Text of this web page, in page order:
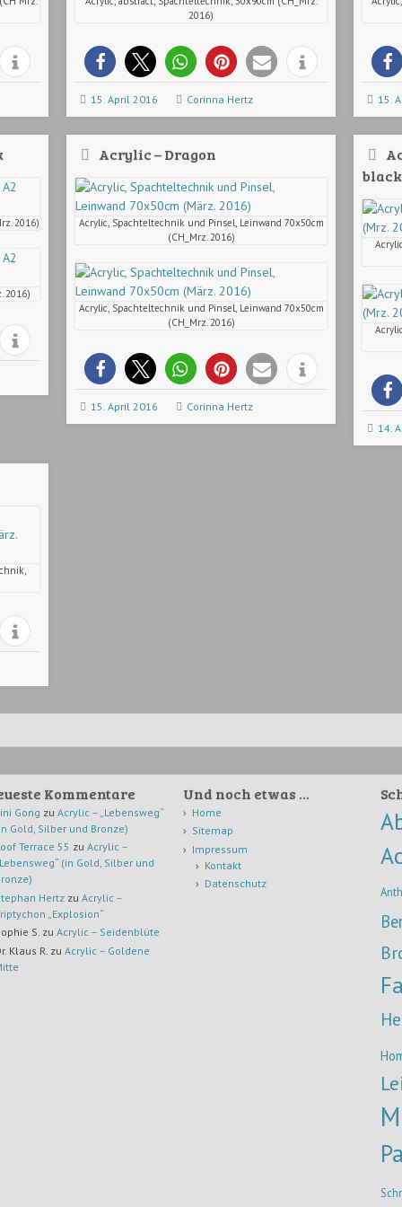
2016)
15. April 2016 Corinna Hertz 15.
2016)
2016)
Acrylic – Dragon
Acrylic, Spachteltechnik und Pinsel, Leinwand 70x50cm
(CH_Mrz. 2016)
Acrylic, Spachteltechnik und Pinsel, Leinwand 70x50cm
(CH_Mrz. 2016)
15. April 2016 Corinna Hertz
black
14.
Kommentare
Gong zu Acrylic – „Lebensweg“
Gold, Silber und Bronze)
Terrace 55 zu Acrylic –
(in Gold, Silber und
Hertzzu Acrylic –
„Explosion“
S.zu Acrylic – Seidenblüte
Klaus R. zu Acrylic – Goldene
Und noch etwas …
Home
Sitemap
Impressum
Kontakt
Datenschutz